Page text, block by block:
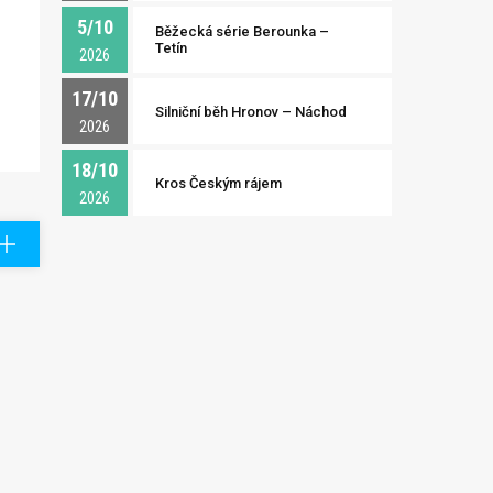
5/10
2026
Běžecká série Berounka –
Tetín
17/10
2026
Silniční běh Hronov – Náchod
18/10
2026
Kros Českým rájem